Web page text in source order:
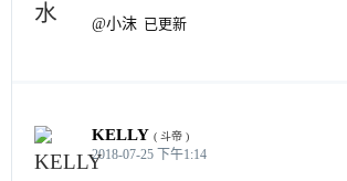
@小沫 已更新
KELLY ( 斗帝 )
2018-07-25 下午1:14